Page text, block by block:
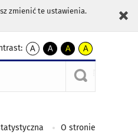
zmienić te ustawienia.
A
kontrast
A
kontrast
czarnym
A
kontrast
żółty
tekst
czarnym
A
kontrast
czarny
tekst
żółtym
O stronie